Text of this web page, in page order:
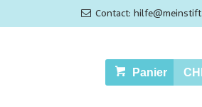
Contact:
Panier